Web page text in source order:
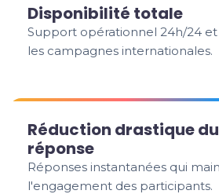
Disponibilité totale
Support opérationnel 24h/24 et
les campagnes internationales.
Réduction drastique
réponse
Réponses instantanées qui
l'engagement des participants.